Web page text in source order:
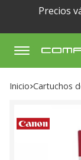
Precios
Inicio cartuchos